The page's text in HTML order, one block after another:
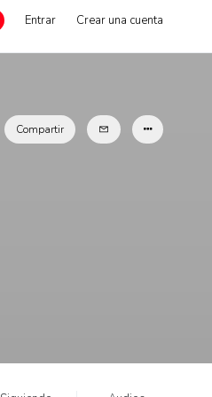
Entrar Crear una cuenta
Compartir